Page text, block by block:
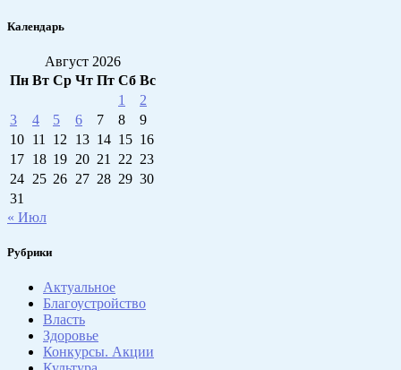
Календарь
Август 2026
Пн Вт Ср Чт Пт Сб Вс
1
2
3
4 5 6 7 8
9
10 11 12 13 14 15 16
17 18 19 20 21 22 23
24 25 26 27 28 29 30
31
« Июл
Рубрики
Актуальное
Благоустройство
Власть
Здоровье
Конкурсы. Акции